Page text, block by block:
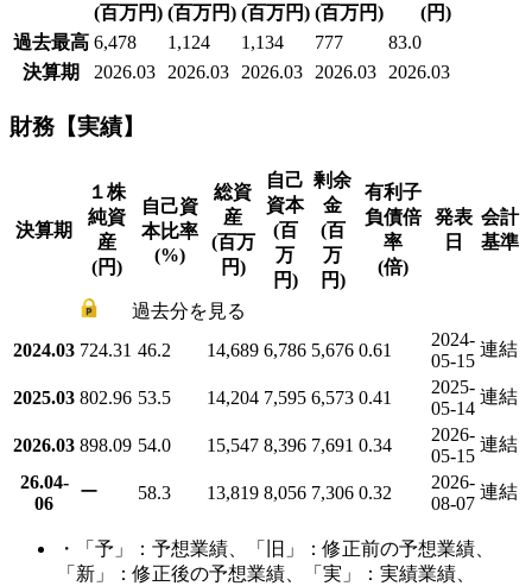
(百万円) (百万円) (百万円) (百万円)
(円)
過去最高 6,478 1,124 1,134 777
83.0
決算期
2026.03 2026.03 2026.03 2026.03 2026.03
財務【実績】
決算期
１株
純資
産
(円)
自己資
本比率
(%)
総資
産
(百万
円)
自己
資本
(百
万
円)
剰余
金
(百
万
円)
有利子
負債倍
率
(倍)
発表
日
会計
基準
過去分を見る
2024.03 724.31 46.2 14,689 6,786 5,676 0.61
2024-
05-15
連結
2025.03 802.96 53.5 14,204 7,595 6,573 0.41
2025-
05-14
連結
2026.03 898.09 54.0 15,547 8,396 7,691 0.34
2026-
05-15
連結
26.04-
06
ー 58.3 13,819 8,056 7,306 0.32
2026-
08-07
連結
・「予」：予想業績、「旧」：修正前の予想業績、
「新」：修正後の予想業績、「実」：実績業績、